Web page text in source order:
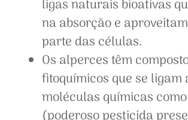
ligas naturais bioativas
na absorção e
parte das células.
Os alperces têm
fitoquímicos que se ligam
moléculas químicas como